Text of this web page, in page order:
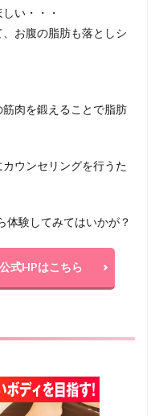
い・・・
お腹の脂肪も落としシ
肉を鍛えることで脂肪
ウンセリングを行うた
体験してみてはいかが？
式HPはこちら